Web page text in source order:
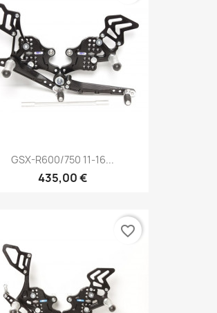
GSX-R600/750 11-16...
435,00 €
favorite_border